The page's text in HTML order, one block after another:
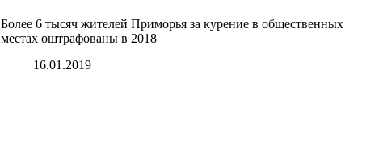
Более 6 тысяч жителей Приморья за курение в общественных
местах оштрафованы в 2018
16.01.2019